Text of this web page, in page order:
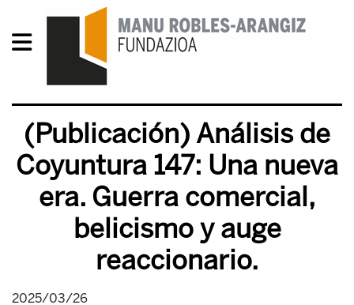
(Publicación) Análisis de
Coyuntura 147: Una nueva
era. Guerra comercial,
belicismo y auge
reaccionario.
2025/03/26